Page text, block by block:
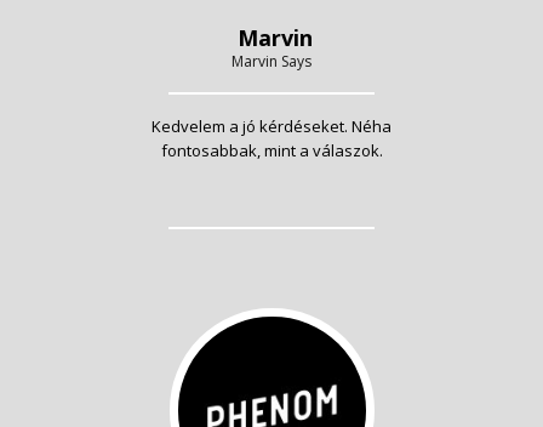
Marvin
Marvin Says
Kedvelem a jó kérdéseket. Néha
fontosabbak, mint a válaszok.